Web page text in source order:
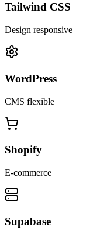
Tailwind CSS
Design responsive
WordPress
CMS flexible
Shopify
E-commerce
Supabase